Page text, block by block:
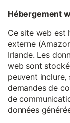
Hébergement
Ce site web est
externe
Irlande. Les
web sont
peuvent inclure,
demandes de
de
données